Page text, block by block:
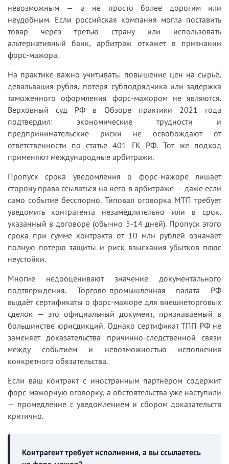
невозможным — а не просто более дорогим или
неудобным. Если российская компания могла поставить
товар через третью страну или использовать
альтернативный банк, арбитраж откажет в признании
форс-мажора.
На практике важно учитывать: повышение цен на сырьё,
девальвация рубля, потеря субподрядчика или задержка
таможенного оформления форс-мажором не являются.
Верховный суд РФ в Обзоре практики 2021 года
подтвердил: экономические трудности и
предпринимательские риски не освобождают от
ответственности по статье 401 ГК РФ. Тот же подход
применяют международные арбитражи.
Пропуск срока уведомления о форс-мажоре лишает
сторону права ссылаться на него в арбитраже — даже если
само событие бесспорно. Типовая оговорка МТП требует
уведомить контрагента незамедлительно или в срок,
указанный в договоре (обычно 5-14 дней). Пропуск этого
срока при сумме контракта от 10 млн рублей означает
полную потерю защиты и риск взыскания убытков плюс
неустойки.
Многие недооценивают значение документального
подтверждения. Торгово-промышленная палата РФ
выдаёт сертификаты о форс-мажоре для внешнеторговых
сделок — это официальный документ, признаваемый в
большинстве юрисдикций. Однако сертификат ТПП РФ не
заменяет доказательства причинно-следственной связи
между событием и невозможностью исполнения
конкретного обязательства.
Если ваш контракт с иностранным партнёром содержит
форс-мажорную оговорку, а обстоятельства уже наступили
— промедление с уведомлением и сбором доказательств
критично.
Контрагент требует исполнения, а вы ссылаетесь